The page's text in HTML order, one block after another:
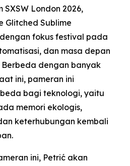
London 2026,
Glitched Sublime
fokus festival pada
dan masa depan
dengan banyak
ini, pameran ini
bagi teknologi, yaitu
memori ekologis,
keterhubungan kembali
ini, Petrić akan